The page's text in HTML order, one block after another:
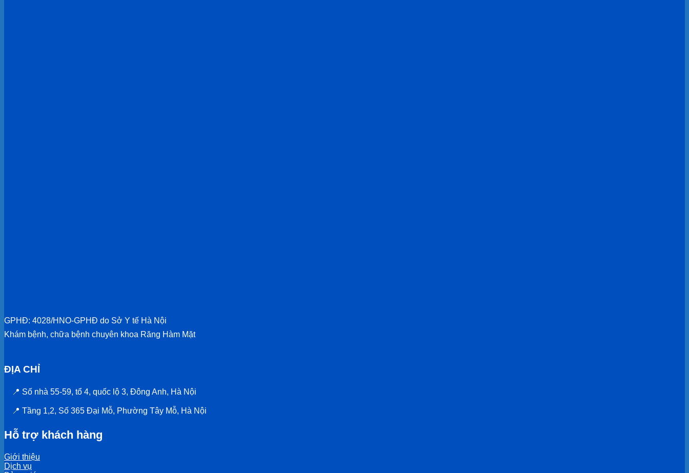
GPHĐ: 4028/HNO-GPHĐ do Sở Y tế Hà Nội
Khám bệnh, chữa bệnh chuyên khoa Răng Hàm Mặt
ĐỊA CHỈ
📍 Số nhà 55-59, tổ 4, quốc lộ 3, Đông Anh, Hà Nội
📍 Tầng 1,2, Số 365 Đại Mỗ, Phường Tây Mỗ, Hà Nội
Hỗ trợ khách hàng
Giới thiệu
Dịch vụ